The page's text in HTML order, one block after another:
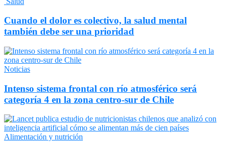
Cuando el dolor es colectivo, la salud mental
también debe ser una prioridad
Noticias
Intenso sistema frontal con río atmosférico será
categoría 4 en la zona centro-sur de Chile
Alimentación y nutrición